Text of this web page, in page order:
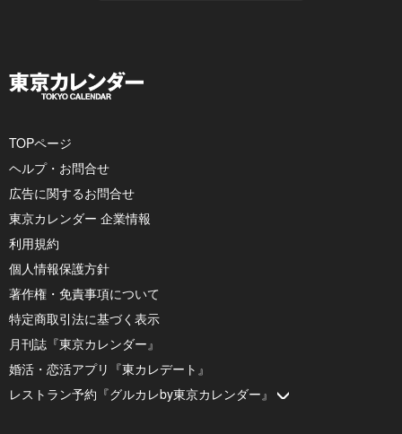
TOPページ
ヘルプ・お問合せ
広告に関するお問合せ
東京カレンダー 企業情報
利用規約
個人情報保護方針
著作権・免責事項について
特定商取引法に基づく表示
月刊誌『東京カレンダー』
婚活・恋活アプリ『東カレデート』
レストラン予約『グルカレby東京カレンダー』